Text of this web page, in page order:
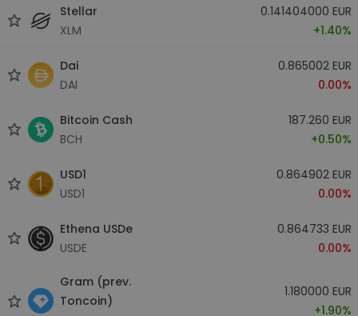
Stellar
XLM
0.141404000 EUR
+1.40%
Dai
DAI
0.865002 EUR
0.00%
Bitcoin Cash
BCH
187.260 EUR
+0.50%
USD1
USD1
0.864902 EUR
0.00%
Ethena USDe
USDE
0.864733 EUR
0.00%
Gram (prev.
Toncoin)
1.180000 EUR
+1.90%